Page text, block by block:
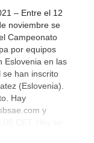
– Entre el 12
noviembre se
Campeonato
por equipos
Eslovenia en las
se han inscrito
(Eslovenia).
Hay
y